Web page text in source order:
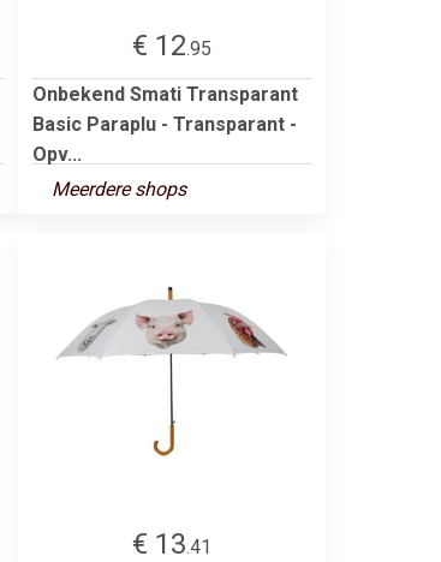
€ 12.95
Onbekend Smati Transparant
Basic Paraplu - Transparant -
Opv...
Meerdere shops
€ 13.41